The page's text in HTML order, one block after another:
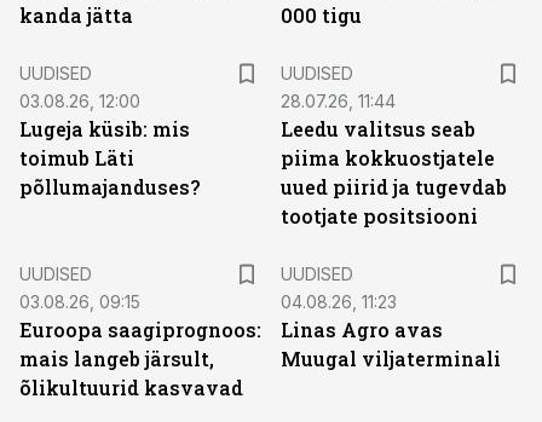
kanda jätta
000 tigu
UUDISED
03.08.26, 12:00
Lugeja küsib: mis
toimub Läti
põllumajanduses?
UUDISED
28.07.26, 11:44
Leedu valitsus seab
piima kokkuostjatele
uued piirid ja tugevdab
tootjate positsiooni
UUDISED
03.08.26, 09:15
Euroopa saagiprognoos:
mais langeb järsult,
õlikultuurid kasvavad
UUDISED
04.08.26, 11:23
Linas Agro avas
Muugal viljaterminali